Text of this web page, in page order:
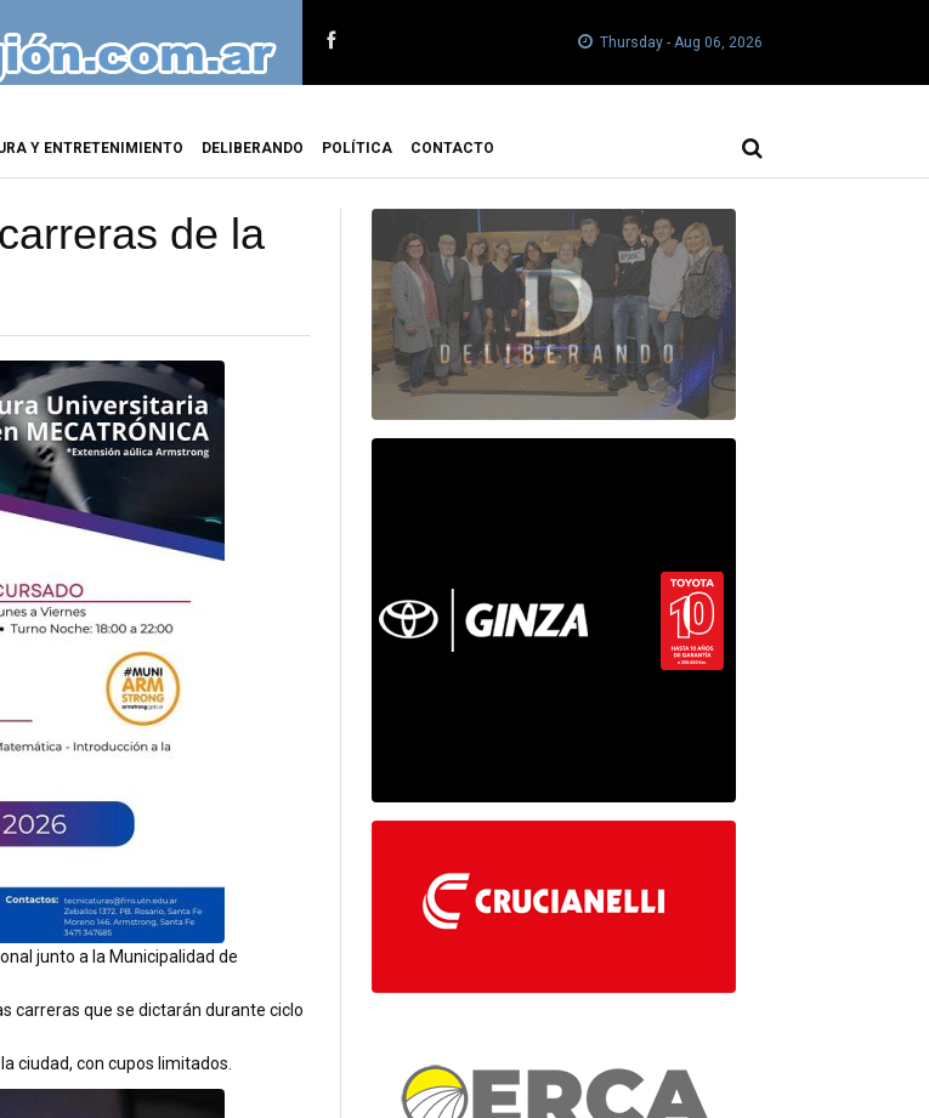
Thursday - Aug 06, 2026
Y ENTRETENIMIENTO DELIBERANDO POLÍTICA CONTACTO
de la
junto a la Municipalidad de
carreras que se dictarán durante ciclo
ciudad, con cupos limitados.